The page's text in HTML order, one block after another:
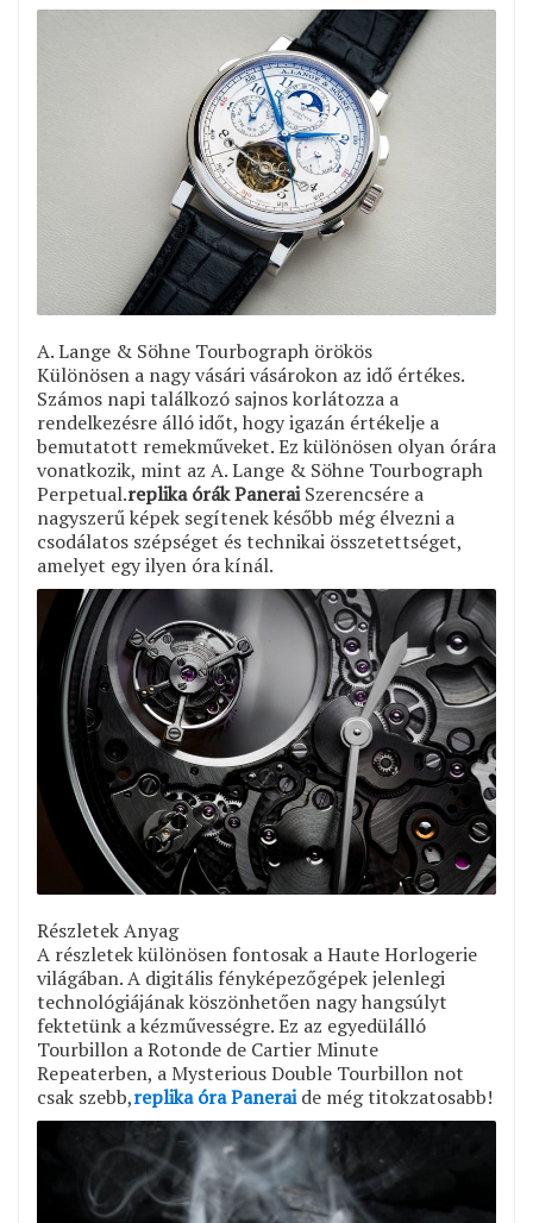
A. Lange & Söhne Tourbograph örökös
Különösen a nagy vásári vásárokon az idő értékes.
Számos napi találkozó sajnos korlátozza a
rendelkezésre álló időt, hogy igazán értékelje a
bemutatott remekműveket. Ez különösen olyan órára
vonatkozik, mint az A. Lange & Söhne Tourbograph
Perpetual.replika órák PaneraiSzerencsére a
nagyszerű képek segítenek később még élvezni a
csodálatos szépséget és technikai összetettséget,
amelyet egy ilyen óra kínál.
Részletek Anyag
A részletek különösen fontosak a Haute Horlogerie
világában. A digitális fényképezőgépek jelenlegi
technológiájának köszönhetően nagy hangsúlyt
fektetünk a kézművességre. Ez az egyedülálló
Tourbillon a Rotonde de Cartier Minute
Repeaterben, a Mysterious Double Tourbillon not
csak szebb,replika óra Panerai de még titokzatosabb!